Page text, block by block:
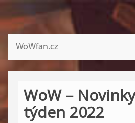
WoWfan.cz
WoW –
týden 2022